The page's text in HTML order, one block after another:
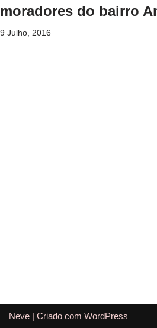
moradores do bairro
9 Julho, 2016
Neve | Criado com WordPress